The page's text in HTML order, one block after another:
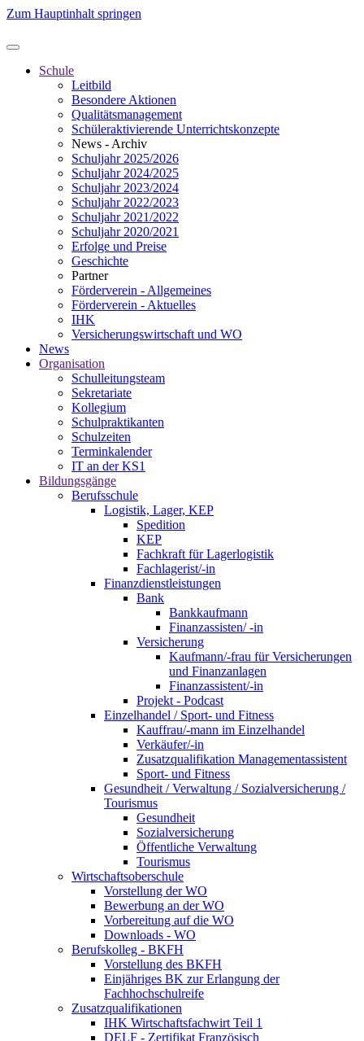
Zum Hauptinhalt springen
Schule
Leitbild
Besondere Aktionen
Qualitätsmanagement
Schüleraktivierende Unterrichtskonzepte
News - Archiv
Schuljahr 2025/2026
Schuljahr 2024/2025
Schuljahr 2023/2024
Schuljahr 2022/2023
Schuljahr 2021/2022
Schuljahr 2020/2021
Erfolge und Preise
Geschichte
Partner
Förderverein - Allgemeines
Förderverein - Aktuelles
IHK
Versicherungswirtschaft und WO
News
Organisation
Schulleitungsteam
Sekretariate
Kollegium
Schulpraktikanten
Schulzeiten
Terminkalender
IT an der KS1
Bildungsgänge
Berufsschule
Logistik, Lager, KEP
Spedition
KEP
Fachkraft für Lagerlogistik
Fachlagerist/-in
Finanzdienstleistungen
Bank
Bankkaufmann
Finanzassisten/ -in
Versicherung
Kaufmann/-frau für Versicherungen
und Finanzanlagen
Finanzassistent/-in
Projekt - Podcast
Einzelhandel / Sport- und Fitness
Kauffrau/-mann im Einzelhandel
Verkäufer/-in
Zusatzqualifikation Managementassistent
Sport- und Fitness
Gesundheit / Verwaltung / Sozialversicherung /
Tourismus
Gesundheit
Sozialversicherung
Öffentliche Verwaltung
Tourismus
Wirtschaftsoberschule
Vorstellung der WO
Bewerbung an der WO
Vorbereitung auf die WO
Downloads - WO
Berufskolleg - BKFH
Vorstellung des BKFH
Einjähriges BK zur Erlangung der
Fachhochschulreife
Zusatzqualifikationen
IHK Wirtschaftsfachwirt Teil 1
DELF - Zertifikat Französisch